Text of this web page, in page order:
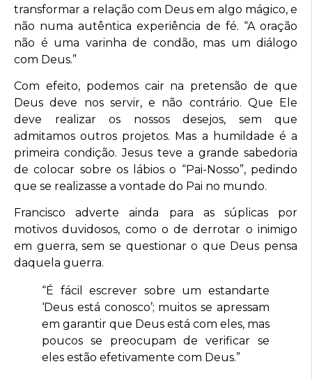
transformar a relação com Deus em algo mágico, e
não numa autêntica experiência de fé. “A oração
não é uma varinha de condão, mas um diálogo
com Deus.”
Com efeito, podemos cair na pretensão de que
Deus deve nos servir, e não contrário. Que Ele
deve realizar os nossos desejos, sem que
admitamos outros projetos. Mas a humildade é a
primeira condição. Jesus teve a grande sabedoria
de colocar sobre os lábios o “Pai-Nosso”, pedindo
que se realizasse a vontade do Pai no mundo.
Francisco adverte ainda para as súplicas por
motivos duvidosos, como o de derrotar o inimigo
em guerra, sem se questionar o que Deus pensa
daquela guerra.
“É fácil escrever sobre um estandarte
‘Deus está conosco’; muitos se apressam
em garantir que Deus está com eles, mas
poucos se preocupam de verificar se
eles estão efetivamente com Deus.”